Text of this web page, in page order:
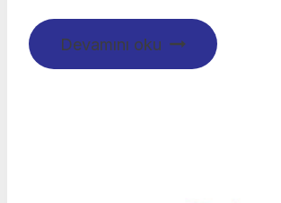
Devamını oku